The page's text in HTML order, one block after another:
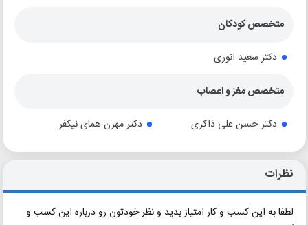
متخصص کودکان
دکتر سعید انوری
متخصص مغز و اعصاب
دکتر حسن علی ذاکری دکتر مهرن همای نیکفر
نظرات
لطفا به این کسب و کار امتیاز بدید و نظر خودتون رو درباره این کسب و